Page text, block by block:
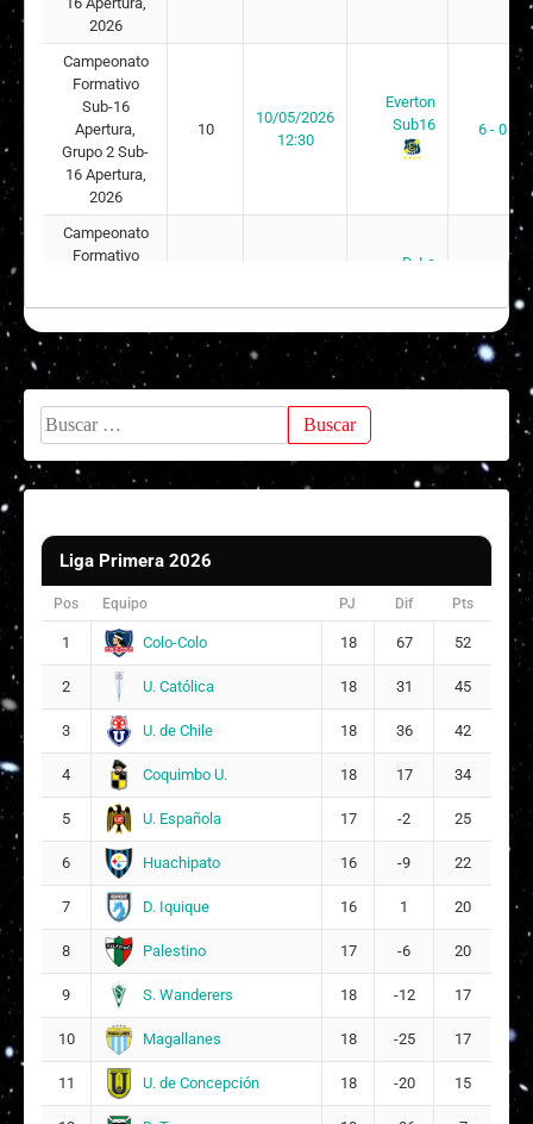
2026
Campeonato
Formativo
Sub-16
Apertura,
Grupo 2 Sub-
16 Apertura,
2026
10
10/05/2026
12:30
Everton
Sub16
6 - 0
Campeonato
Formativo
16 Apertura,
2026
12:15
D. La
Sub16
Campeonato
Formativo
Sub-16
Apertura,
Grupo 2 Sub-
2026
05/04/2026
12:00
Serena
Sub16
1 - 1
Campeonato
Formativo
Sub-16
Apertura,
Grupo 2 Sub-
16 Apertura,
2026
5
Sub16
Campeonato
Formativo
Sub-16
Apertura,
Grupo 2 Sub-
16 Apertura,
2026
3
14/03/2026
D. La
Serena
Sub16
Campeonato
Formativo
Sub-16
Apertura,
Grupo 2 Sub-
16 Apertura,
2026
28/02/2026
Coquimbo
Buscar:
Liga Primera 2026
Pos Equipo PJ Dif Pts
1 Colo-Colo 18 67 52
2 U. Católica 18 31 45
3 U. de Chile 18 36 42
4 Coquimbo U. 18 17 34
5 U. Española 17 -2 25
6 Huachipato 16 -9 22
7 D. Iquique 16 1 20
8 Palestino 17 -6 20
9 S. Wanderers 18 -12 17
10 Magallanes 18 -25 17
11 U. de Concepción 18 -20 15